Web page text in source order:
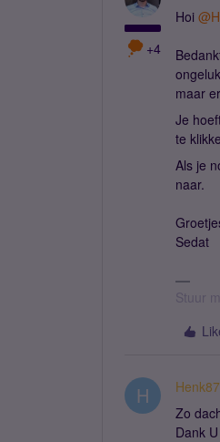
+4
Hoi ​
maar
Je
te
Als je
naar.
Sedat
Stuur
H
Zo
Dank